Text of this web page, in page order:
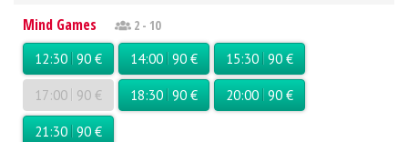
Mind Games
2 - 10
12:30 90 € 14:00 90 € 15:30 90 €
17:00 90 € 18:30 90 € 20:00 90 €
21:30 90 €